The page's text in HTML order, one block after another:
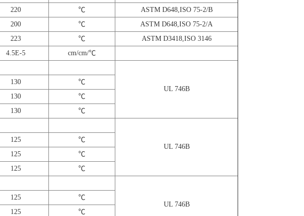
220 ℃
ASTM D648,ISO 75-2/B
200 ℃
ASTM D648,ISO 75-2/A
223 ℃
ASTM D3418,ISO 3146
4.5E-5
cm/cm/℃
UL 746B
130
℃
130
℃
130
℃
UL 746B
125
℃
125
℃
125
℃
UL 746B
125
℃
125
℃